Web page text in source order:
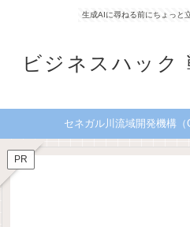
生成AIに尋ねる前にちょっと
ビジネスハック
セネガル川流域開発機構
PR